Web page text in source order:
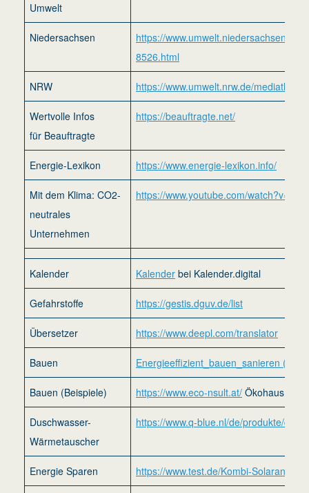
Umwelt
Niedersachsen
https://
8526.html
NRW https://www.umwelt.nrw.de/mediathek
Wertvolle Infos
für Beauftragte
https://beauftragte.net/
Energie-Lexikon https://www.energie-lexikon.info/
Mit dem Klima: CO2-
neutrales
Unternehmen
https://www.youtube.com/
Kalender Kalender bei Kalender.digital
Gefahrstoffe https://gestis.dguv.de/list
Übersetzer https://www.deepl.com/translator
Bauen Energieeffizient_bauen_sanieren (LFU
Bauen (Beispiele) https://www.eco-nsult.at/ Ökohaus in
Duschwasser-
Wärmetauscher
https://www.q-blue.nl/de/produkte/q-
Energie Sparen https://www.test.de/Kombi-